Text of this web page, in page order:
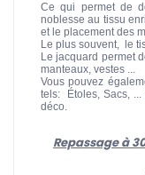
Ce qui permet de
noblesse au tissu
et le placement des
Le plus souvent, le
Le jacquard permet
manteaux, vestes ...
Vous pouvez
tels: Étoles, Sacs,
déco.
Repassage à